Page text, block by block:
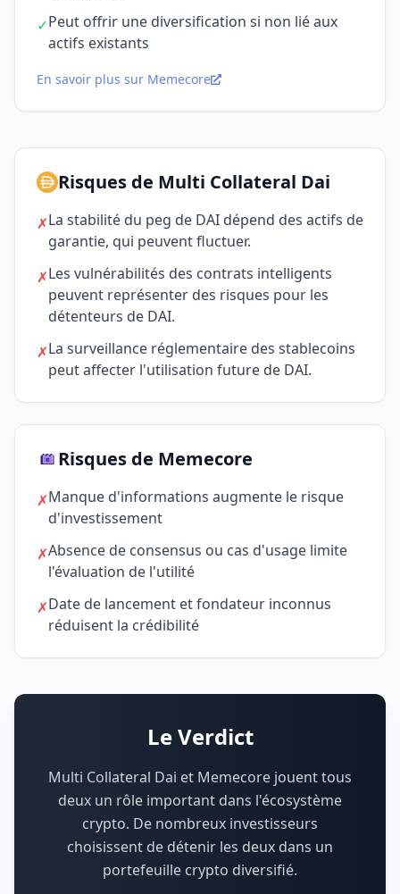
✓Peut offrir une diversification si non lié aux
actifs existants
En savoir plus sur Memecore
Risques de Multi Collateral Dai
✗La stabilité du peg de DAI dépend des actifs de
garantie, qui peuvent fluctuer.
✗Les vulnérabilités des contrats intelligents
peuvent représenter des risques pour les
détenteurs de DAI.
✗La surveillance réglementaire des stablecoins
peut affecter l'utilisation future de DAI.
Risques de Memecore
✗Manque d'informations augmente le risque
d'investissement
✗Absence de consensus ou cas d'usage limite
l'évaluation de l'utilité
✗Date de lancement et fondateur inconnus
réduisent la crédibilité
Le Verdict
Multi Collateral Dai et Memecore jouent tous
deux un rôle important dans l'écosystème
crypto. De nombreux investisseurs
choisissent de détenir les deux dans un
portefeuille crypto diversifié.